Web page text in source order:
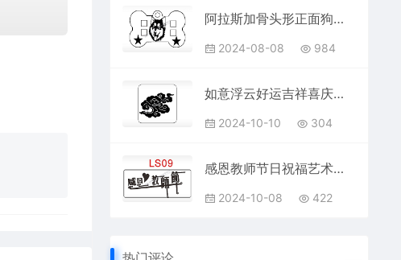
阿拉斯加骨头形正面狗牌AI8.0格式激光打标文件通用矢量图
2024-08-08 984
如意浮云好运吉祥喜庆幸福AI8.0格式激光打标文件通用矢量图
2024-10-10 304
感恩教师节日祝福艺术文字AI8.0格式激光打标文件通用矢量图
2024-10-08 422